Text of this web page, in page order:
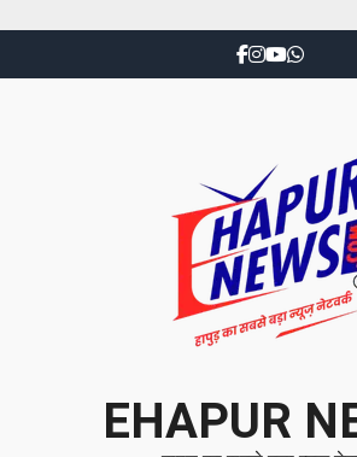
EHAPUR